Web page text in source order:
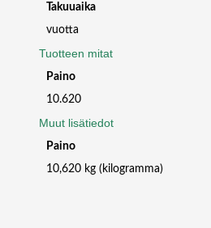
Takuuaika
vuotta
Tuotteen mitat
Paino
10.620
Muut lisätiedot
Paino
10,620 kg (kilogramma)